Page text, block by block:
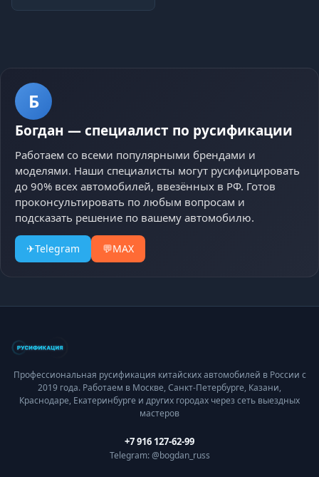
Б
Богдан —специалист по русификации
Работаем со всеми популярными брендами и
моделями. Наши специалисты могут русифицировать
до 90% всех автомобилей, ввезённых в РФ. Готов
проконсультировать по любым вопросам и
подсказать решение по вашему автомобилю.
✈Telegram 💬MAX
Профессиональная русификация китайских автомобилей в России с
2019 года. Работаем в Москве, Санкт-Петербурге, Казани,
Краснодаре, Екатеринбурге и других городах через сеть выездных
мастеров
+7 916 127-62-99
Telegram: @bogdan_russ